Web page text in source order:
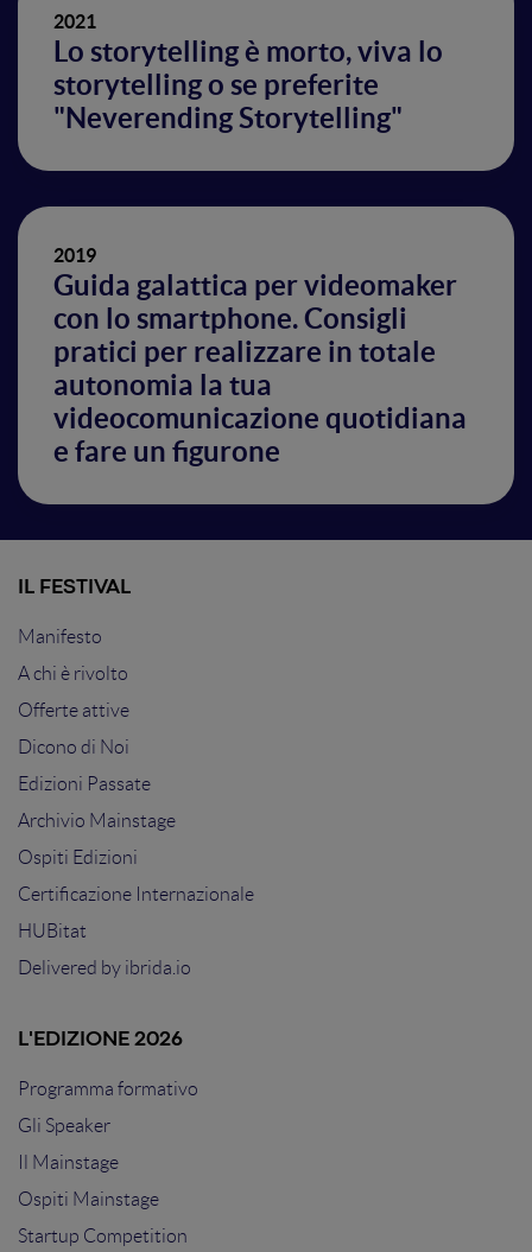
2021
Lo storytelling è morto, viva lo
storytelling o se preferite
"Neverending Storytelling"
2019
Guida galattica per videomaker
con lo smartphone. Consigli
pratici per realizzare in totale
autonomia la tua
videocomunicazione quotidiana
e fare un figurone
IL FESTIVAL
Manifesto
A chi è rivolto
Offerte attive
Dicono di Noi
Edizioni Passate
Archivio Mainstage
Ospiti Edizioni
Certificazione Internazionale
HUBitat
Delivered by ibrida.io
L'EDIZIONE 2026
Programma formativo
Gli Speaker
Il Mainstage
Ospiti Mainstage
Startup Competition